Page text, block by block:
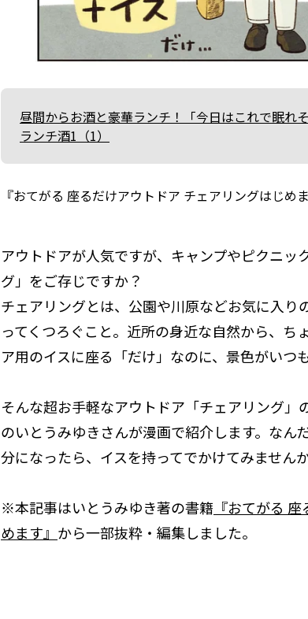
昼間からお酒と豪華ランチ！「今日はこれで眠れ
ランチ酒1（1）
『おてがる 座るだけアウトドア チェアリングはじめ
アウトドアが人気ですが、キャンプやピクニッ
グ」をご存じですか？
チェアリングとは、公園や川原などお気に入り
ってくつろぐこと。近所の身近な自然から、ち
ア用のイスに座る「だけ」なのに、景色がいつ
そんな超お手軽なアウトドア「チェアリング」
のいとうみゆきさんが漫画で紹介します。な
分になったら、イスを持ってでかけてみません
※本記事はいとうみゆき著の書籍 『おてがる
めます』 から一部抜粋・編集しました。